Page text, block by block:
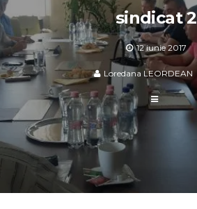
sindicat 2
12 iunie 2017
Loredana LEORDEAN